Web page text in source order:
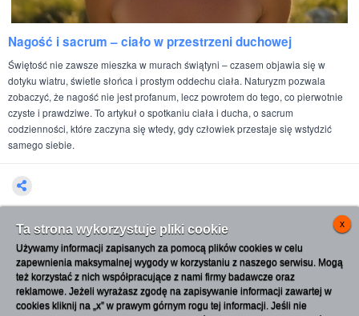
Nagość i sacrum – ciało w przestrzeni duchowej
Świętość nie zawsze mieszka w murach świątyni – czasem objawia się w
dotyku wiatru, świetle słońca i prostym oddechu ciała. Naturyzm pozwala
zobaczyć, że nagość nie jest profanum, lecz powrotem do tego, co pierwotnie
czyste i prawdziwe. To artykuł o spotkaniu ciała i ducha, o sacrum
codzienności, które zaczyna się wtedy, gdy człowiek przestaje się wstydzić
samego siebie.
ZAŁADUJ
WIĘCEJ
... lub przejdź do daty
publikacji:
Serwis poświęcony naturyzmowi i kulturze
nagości. Treści mają charakter społeczny i
edukacyjny. Materiały mogą przedstawiać
osoby nagie w naturalnych sytuacjach
wypoczynkowych i społecznych. Jeżeli taka
OK
Ta strona wykorzystuje pliki cookie
Używamy informacji zapisanych za pomocą plików cookies w celu
zapewnienia maksymalnej wygody w korzystaniu z naszego serwisu. Mogą
też korzystać z nich współpracujące z nami firmy badawcze oraz
reklamowe. Jeżeli wyrażasz zgodę na zapisywanie informacji zawartej w
cookies kliknij na „x” w prawym górnym rogu tej informacji. Jeśli nie
x